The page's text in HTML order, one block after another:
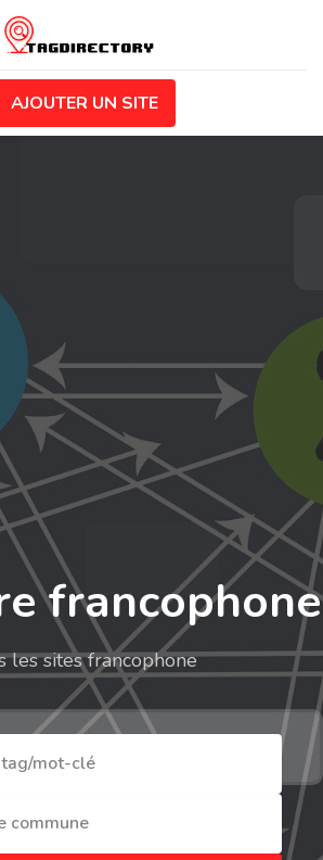
AJOUTER UN SITE
francophone
les sites francophone